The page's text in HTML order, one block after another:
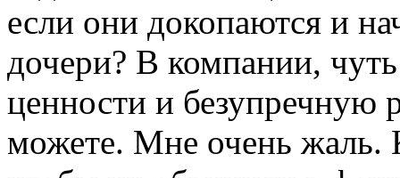
если они докопаются и
дочери? В компании,
ценности и безупречную
можете. Мне очень жаль.